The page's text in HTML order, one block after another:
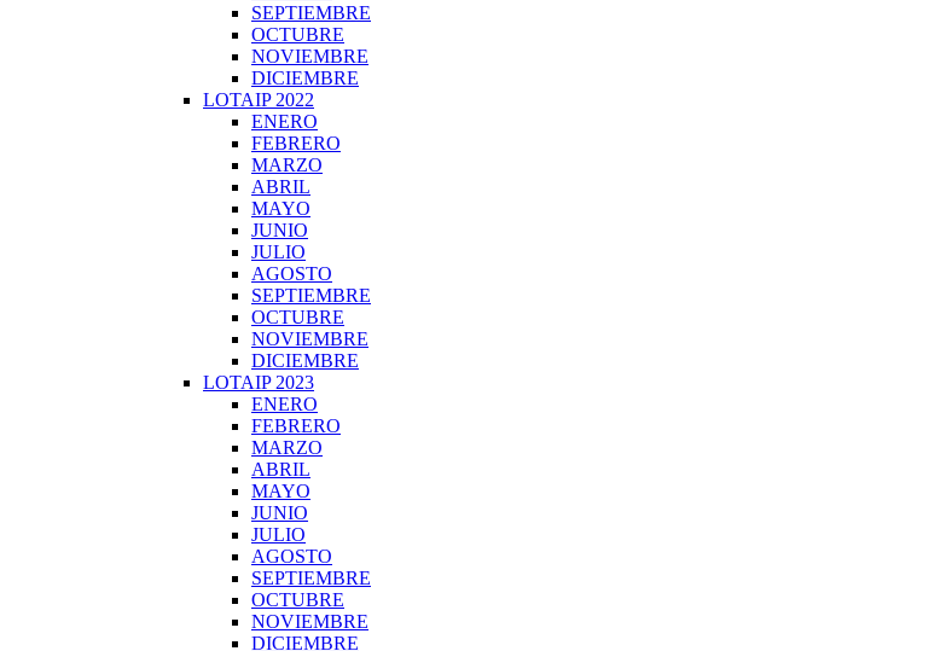
SEPTIEMBRE
OCTUBRE
NOVIEMBRE
DICIEMBRE
LOTAIP 2022
ENERO
FEBRERO
MARZO
ABRIL
MAYO
JUNIO
JULIO
AGOSTO
SEPTIEMBRE
OCTUBRE
NOVIEMBRE
DICIEMBRE
LOTAIP 2023
ENERO
FEBRERO
MARZO
ABRIL
MAYO
JUNIO
JULIO
AGOSTO
SEPTIEMBRE
OCTUBRE
NOVIEMBRE
DICIEMBRE